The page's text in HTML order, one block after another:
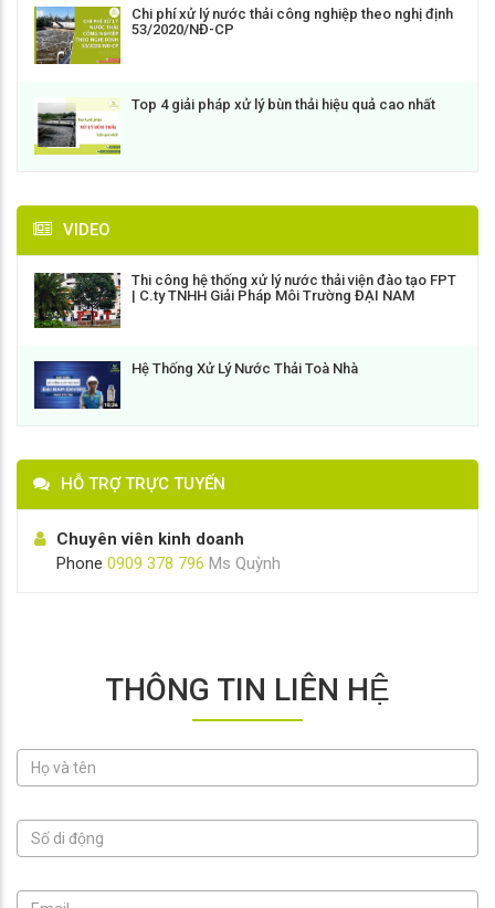
Chi phí xử lý nước thải công nghiệp theo nghị định
53/2020/NĐ-CP
Top 4 giải pháp xử lý bùn thải hiệu quả cao nhất
VIDEO
Thi công hệ thống xử lý nước thải viện đào tạo FPT
| C.ty TNHH Giải Pháp Môi Trường ĐẠI NAM
Hệ Thống Xử Lý Nước Thải Toà Nhà
HỖ TRỢ TRỰC TUYẾN
Chuyên viên kinh doanh
Phone 0909 378 796 Ms Quỳnh
THÔNG TIN LIÊN HỆ